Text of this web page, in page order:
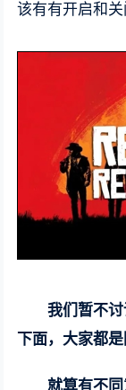
该有有开启和关
我们暂不
下面，大家都是
就算有不